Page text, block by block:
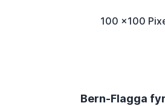
100 x100
Bern-Flagga